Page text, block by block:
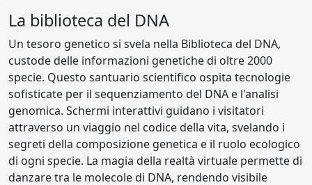
La biblioteca del DNA
Un tesoro genetico si svela nella Biblioteca del DNA,
custode delle informazioni genetiche di oltre 2000
specie. Questo santuario scientifico ospita tecnologie
sofisticate per il sequenziamento del DNA e l'analisi
genomica. Schermi interattivi guidano i visitatori
attraverso un viaggio nel codice della vita, svelando i
segreti della composizione genetica e il ruolo ecologico
di ogni specie. La magia della realtà virtuale permette di
danzare tra le molecole di DNA, rendendo visibile